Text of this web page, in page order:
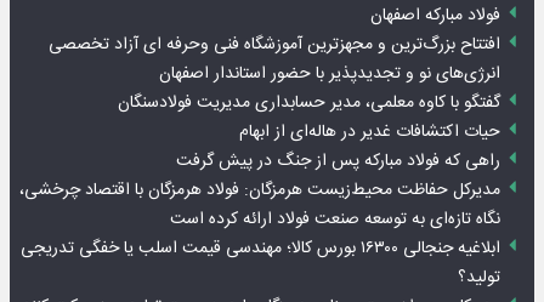
فولاد مبارکه اصفهان
افتتاح بزرگ‌ترین و مجهزترین آموزشگاه فنی وحرفه ای آزاد تخصصی
انرژی‌های نو و تجدیدپذیر با حضور استاندار اصفهان
گفتگو با کاوه معلمی، مدیر حسابداری مدیریت فولادسنگان
حیات اکتشافات غدیر در هاله‌ای از ابهام
راهی که فولاد مبارکه پس از جنگ در پیش گرفت
مدیرکل حفاظت محیط‌زیست هرمزگان: فولاد هرمزگان با اقتصاد چرخشی،
نگاه تازه‌ای به توسعه صنعت فولاد ارائه کرده است
ابلاغیه جنجالی ۱۶۳۰۰ بورس کالا؛ مهندسی قیمت اسلب یا خفگی تدریجی
تولید؟